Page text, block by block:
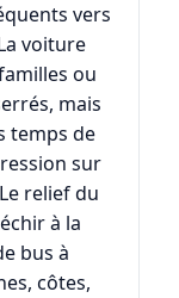
vers
voiture
ou
mais
temps de
sur
relief du
à la
bus à
côtes,